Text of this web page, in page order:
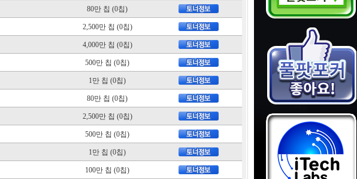
80만 칩 (0칩)
2,500만 칩 (0칩)
4,000만 칩 (0칩)
500만 칩 (0칩)
1만 칩 (0칩)
80만 칩 (0칩)
2,500만 칩 (0칩)
500만 칩 (0칩)
1만 칩 (0칩)
100만 칩 (0칩)